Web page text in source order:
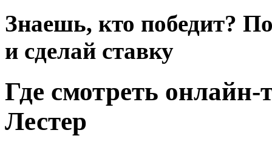
Знаешь, кто победит?
и сделай ставку
Где смотреть
Лестер